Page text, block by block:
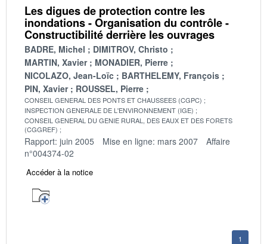
Les digues de protection contre les
inondations - Organisation du contrôle -
Constructibilité derrière les ouvrages
BADRE, Michel
DIMITROV, Christo
MARTIN, Xavier
MONADIER, Pierre
NICOLAZO, Jean-Loïc
BARTHELEMY, François
PIN, Xavier
ROUSSEL, Pierre
CONSEIL GENERAL DES PONTS ET CHAUSSEES (CGPC)
INSPECTION GENERALE DE L'ENVIRONNEMENT (IGE)
CONSEIL GENERAL DU GENIE RURAL, DES EAUX ET DES FORETS
(CGGREF)
Rapport: juin 2005 Mise en ligne: mars 2007
Affaire
n°004374-02
Accéder à la notice
1